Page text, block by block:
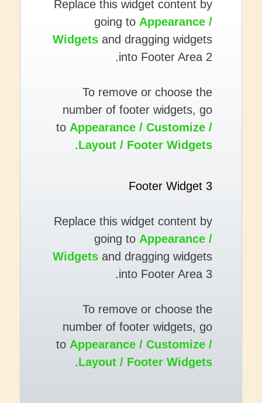
Replace this widget content by
going to Appearance /
Widgets and dragging widgets
into Footer Area 2.
To remove or choose the
number of footer widgets, go
to Appearance / Customize /
Layout / Footer Widgets
.
Footer Widget 3
Replace this widget content by
going to Appearance /
Widgets and dragging widgets
into Footer Area 3.
To remove or choose the
number of footer widgets, go
to Appearance / Customize /
Layout / Footer Widgets
.